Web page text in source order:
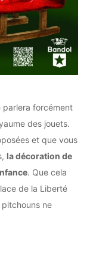
parlera forcément
des jouets.
et que vous
la décoration de
. Que cela
de la Liberté
ne